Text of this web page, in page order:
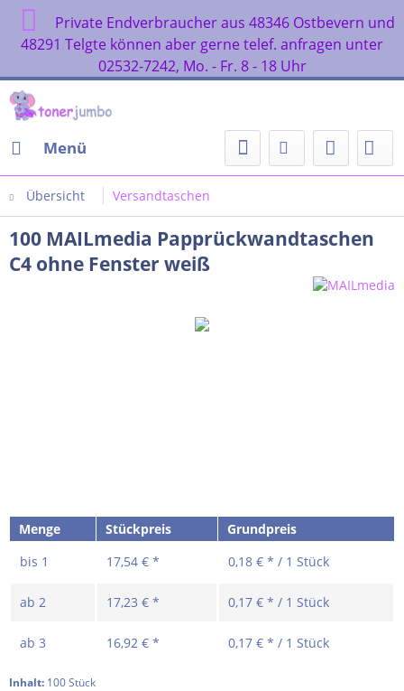
Private Endverbraucher aus 48346 Ostbevern und
48291 Telgte können aber gerne telef. anfragen unter
02532-7242, Mo. - Fr. 8 - 18 Uhr
Menü
Übersicht Versandtaschen
100 MAILmedia Papprückwandtaschen
C4 ohne Fenster weiß
Menge Stückpreis
Grundpreis
bis 1 17,54 € * 0,18 € * / 1 Stück
ab 2 17,23 € * 0,17 € * / 1 Stück
ab 3 16,92 € * 0,17 € * / 1 Stück
Inhalt: 100 Stück